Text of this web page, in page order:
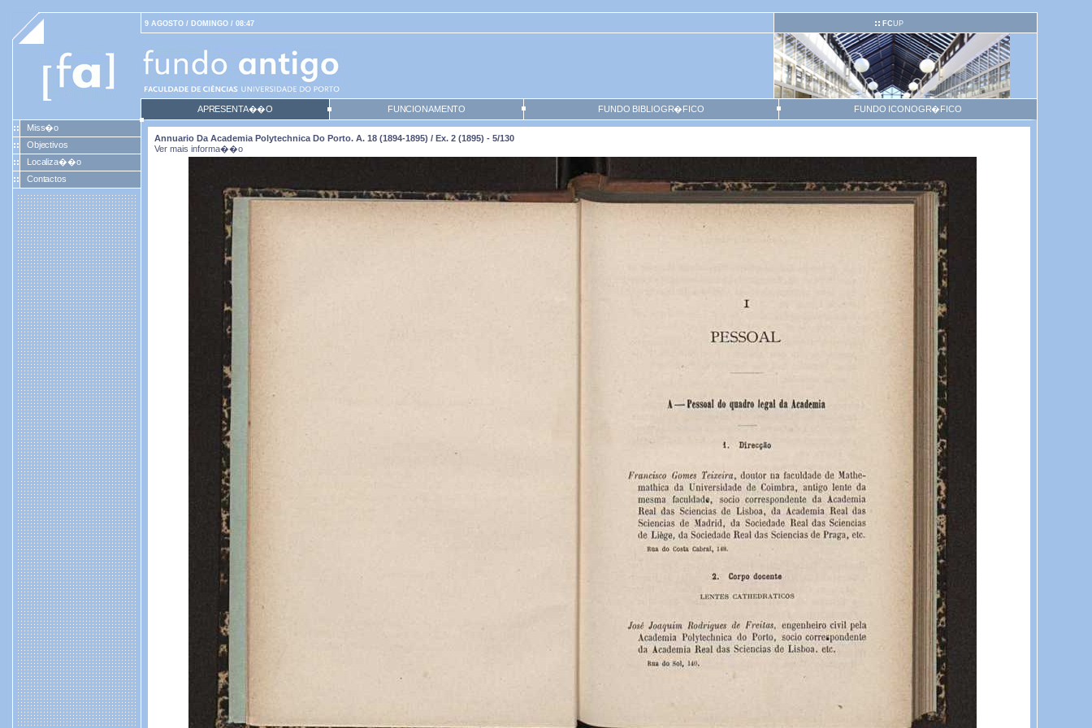
9 AGOSTO / DOMINGO / 08:47 FCUP
APRESENTA��O FUNCIONAMENTO FUNDO BIBLIOGR�FICO
FUNDO ICONOGR�FICO
Miss�o
Objectivos
Localiza��o
Contactos
Annuario Da Academia Polytechnica Do Porto. A. 18 (1894-1895) / Ex. 2 (1895) - 5/130
Ver mais informa��o